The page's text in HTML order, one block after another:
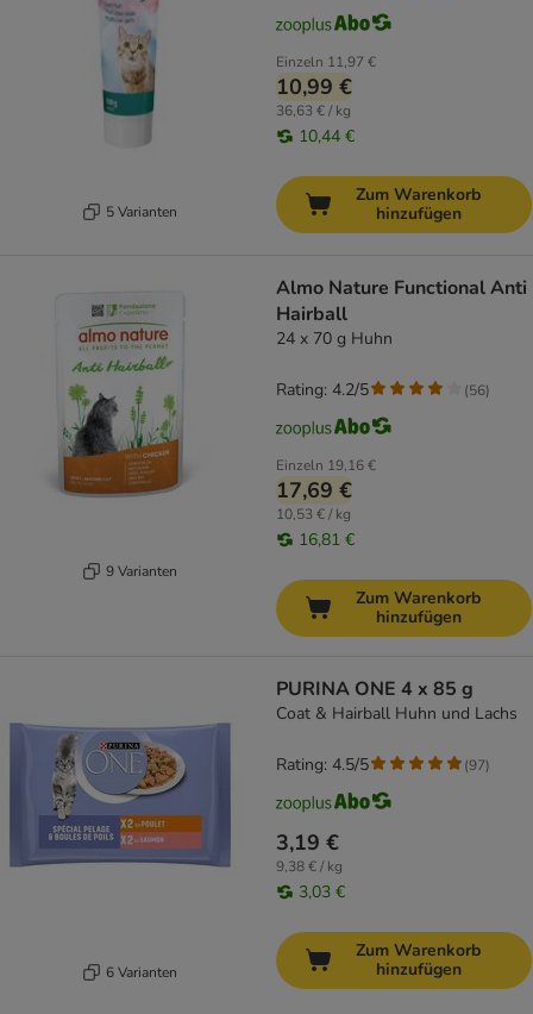
5 Varianten
Einzeln 11,97 €
10,99 €
36,63 € / kg
10,44 €
Zum Warenkorb
hinzufügen
9 Varianten
Almo Nature Functional Anti
Hairball
24 x 70 g Huhn
Einzeln 19,16 €
17,69 €
10,53 € / kg
16,81 €
Rating: 4.2/5 (56)
Zum Warenkorb
hinzufügen
6 Varianten
PURINA ONE 4 x 85 g
Coat & Hairball Huhn und Lachs
3,19 €
9,38 € / kg
3,03 €
Rating: 4.5/5 (97)
Zum Warenkorb
hinzufügen